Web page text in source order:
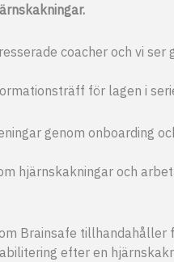
coacher och vi ser
för lagen i
genom onboarding
hjärnskakningar och
Brainsafe
efter en